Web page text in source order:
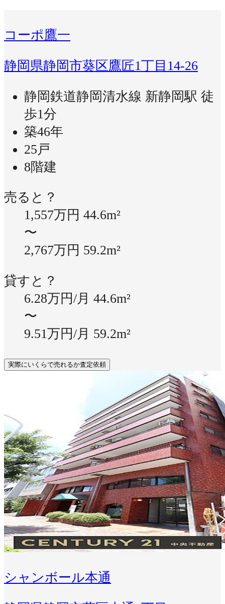
コーポ鷹一
静岡県静岡市葵区鷹匠1丁目14-26
静岡鉄道静岡清水線 新静岡駅 徒
歩1分
築46年
25戸
8階建
売ると？
1,557万円 44.6m²
〜
2,767万円 59.2m²
貸すと？
6.28万円/月 44.6m²
〜
9.51万円/月 59.2m²
実際にいくらで売れるか査定依頼
シャンボール本通